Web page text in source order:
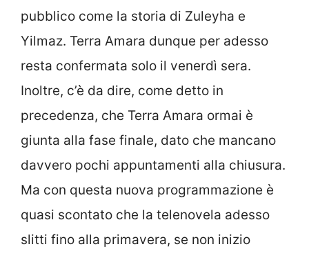
pubblico come la storia di Zuleyha e
Yilmaz. Terra Amara dunque per adesso
resta confermata solo il venerdì sera.
Inoltre, c’è da dire, come detto in
precedenza, che Terra Amara ormai è
giunta alla fase finale, dato che mancano
davvero pochi appuntamenti alla chiusura.
Ma con questa nuova programmazione è
quasi scontato che la telenovela adesso
slitti fino alla primavera, se non inizio